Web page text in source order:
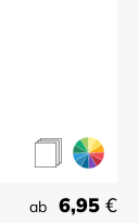
ab 6,95 €